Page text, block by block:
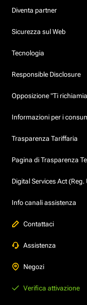
Diventa partner
Sicurezza sul Web
Tecnologia
Responsible Disclosure
Opposizione "Ti
Informazioni per i
Trasparenza Tariffaria
Pagina di Trasparenza
Digital Services Act
Info canali assistenza
Contattaci
Assistenza
Negozi
Verifica attivazione